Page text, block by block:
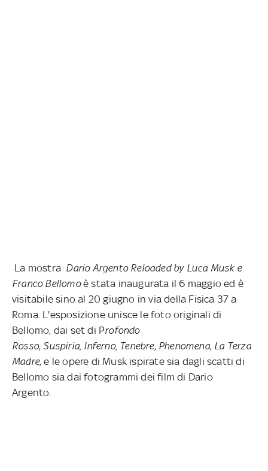
La mostra Dario Argento Reloaded by Luca Musk e
Franco Bellomoè stata inaugurata il 6 maggio ed è
visitabile sino al 20 giugno in via della Fisica 37 a
Roma. L'esposizione unisce le foto originali di
Bellomo, dai set di Profondo
Rosso, Suspiria, Inferno, Tenebre, Phenomena, La Terza
Madre, e le opere di Musk ispirate sia dagli scatti di
Bellomo sia dai fotogrammi dei film di Dario
Argento.